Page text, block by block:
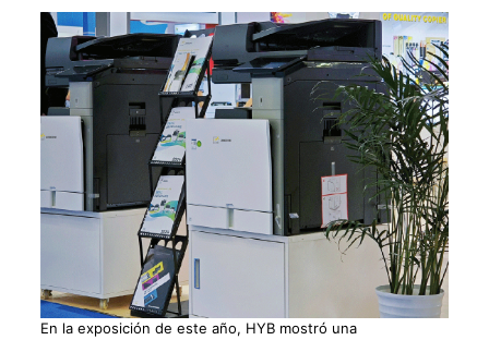
En la exposición de este año, HYB mostró una